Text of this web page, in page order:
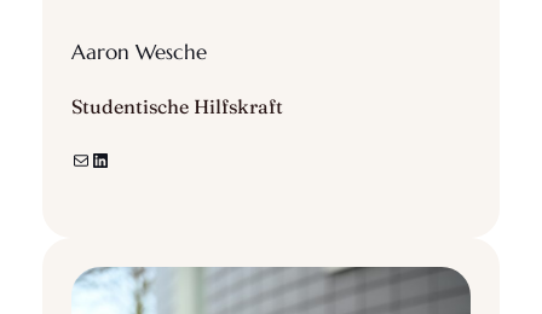
Aaron Wesche
Studentische Hilfskraft
E-Mail LinkedIn